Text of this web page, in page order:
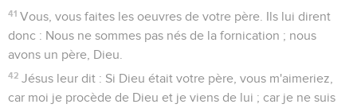
41 Vous, vous faites les oeuvres de votre père. Ils lui dirent
donc : Nous ne sommes pas nés de la fornication ; nous
avons un père, Dieu.
42 Jésus leur dit : Si Dieu était votre père, vous m'aimeriez,
car moi je procède de Dieu et je viens de lui ; car je ne suis